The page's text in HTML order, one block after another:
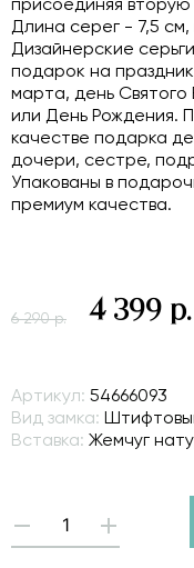
Длина серег - 7,5 см,
Дизайнерские
подарок на
марта, день
или День Рождения.
качестве подарка
дочери, сестре,
Упакованы в
премиум качества.
6 290 р. 4 399 р.
Артикул: 54666093
Вид замка:
Вставка: Жемчуг
- +